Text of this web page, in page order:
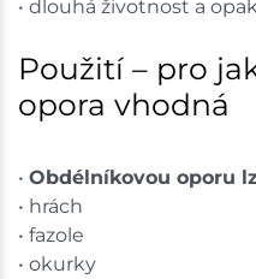
• dlouhá životnost a
Použití – pro
opora vhodná
• Obdélníkovou oporu
• hrách
• fazole
• okurky